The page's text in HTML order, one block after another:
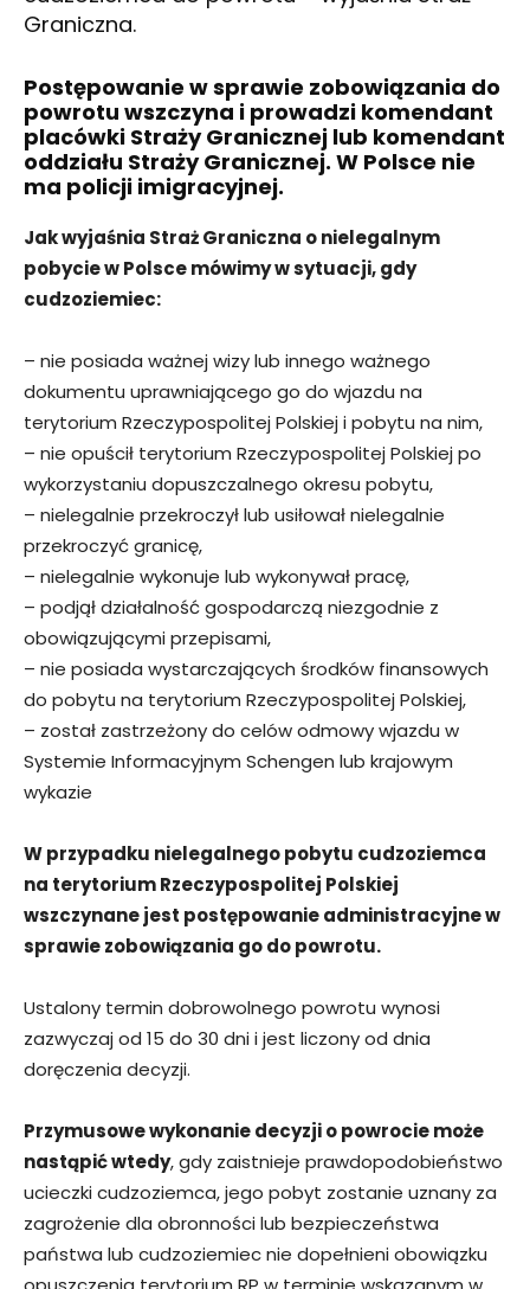
Graniczna.
Postępowanie w sprawie zobowiązania do
powrotu wszczyna i prowadzi komendant
placówki Straży Granicznej lub komendant
oddziału Straży Granicznej. W Polsce nie
ma policji imigracyjnej.
Jak wyjaśnia Straż Graniczna o nielegalnym
pobycie w Polsce mówimy w sytuacji, gdy
cudzoziemiec:
– nie posiada ważnej wizy lub innego ważnego
dokumentu uprawniającego go do wjazdu na
terytorium Rzeczypospolitej Polskiej i pobytu na nim,
– nie opuścił terytorium Rzeczypospolitej Polskiej po
wykorzystaniu dopuszczalnego okresu pobytu,
– nielegalnie przekroczył lub usiłował nielegalnie
przekroczyć granicę,
– nielegalnie wykonuje lub wykonywał pracę,
– podjął działalność gospodarczą niezgodnie z
obowiązującymi przepisami,
– nie posiada wystarczających środków finansowych
do pobytu na terytorium Rzeczypospolitej Polskiej,
– został zastrzeżony do celów odmowy wjazdu w
Systemie Informacyjnym Schengen lub krajowym
wykazie
W przypadku nielegalnego pobytu cudzoziemca
na terytorium Rzeczypospolitej Polskiej
wszczynane jest postępowanie administracyjne w
sprawie zobowiązania go do powrotu.
Ustalony termin dobrowolnego powrotu wynosi
zazwyczaj od 15 do 30 dni i jest liczony od dnia
doręczenia decyzji.
Przymusowe wykonanie decyzji o powrocie może
nastąpić wtedy, gdy zaistnieje prawdopodobieństwo
ucieczki cudzoziemca, jego pobyt zostanie uznany za
zagrożenie dla obronności lub bezpieczeństwa
państwa lub cudzoziemiec nie dopełnieni obowiązku